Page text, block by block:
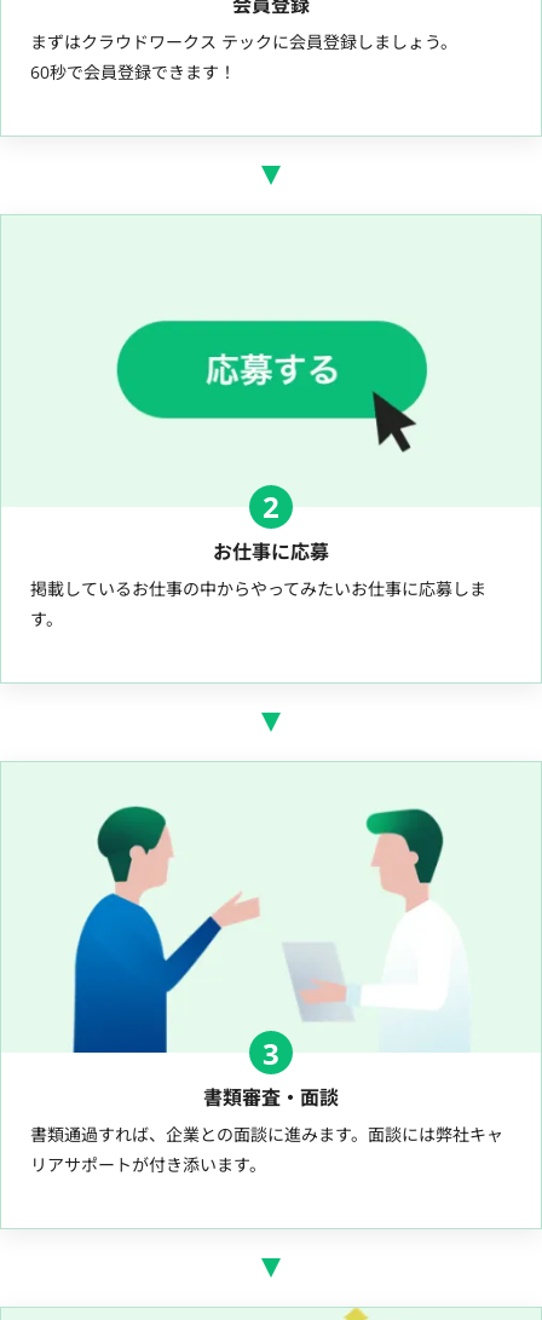
まずはクラウドワークス テックに会員登録しましょう。
60秒で会員登録できます！
2
お仕事に応募
掲載しているお仕事の中からやってみたいお仕事に応募しま
す。
3
書類審査・面談
書類通過すれば、企業との面談に進みます。面談には弊社キャ
リアサポートが付き添います。